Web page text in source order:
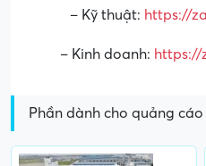
– Kỹ thuật: https://
– Kinh doanh: https://
Phần dành cho quảng cáo